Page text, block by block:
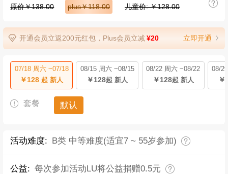
原价￥138.00 plus￥118.00 儿童价: ￥128.00
开通会员立返200元红包，Plus会员立减¥20 立即开通
07/18 周六 ~07/18
￥128起 新人
08/15 周六 ~08/15
￥128起 新人
08/22 周六 ~08/22
￥128起 新人
08/
￥
套餐 默认
活动难度: B类 中等难度(适宜7 ~ 55岁参加)
公益: 每次参加活动LU将公益捐赠0.5元